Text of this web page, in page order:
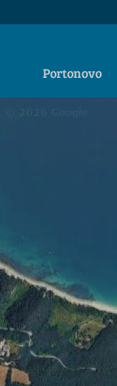
Portonovo